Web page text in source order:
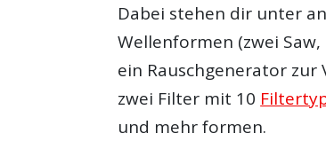
Dabei stehen dir unter
Wellenformen (zwei
ein Rauschgenerator zur
zwei Filter mit 10
und mehr formen.